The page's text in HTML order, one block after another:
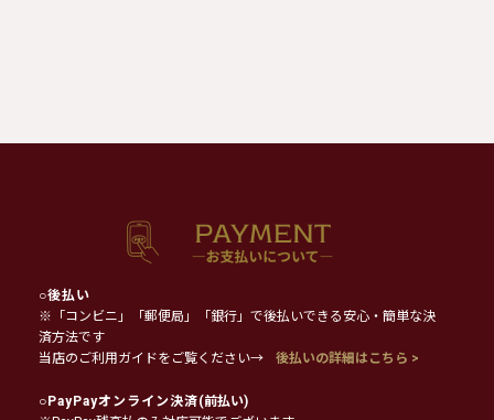
○後払い
※「コンビニ」「郵便局」「銀行」で後払いできる安心・簡単な決
済方法です
当店のご利用ガイドをご覧ください→
後払いの詳細はこちら >
○PayPayオンライン決済(前払い)